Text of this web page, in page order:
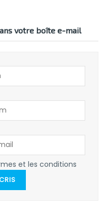
votre boîte e-mail
et les conditions